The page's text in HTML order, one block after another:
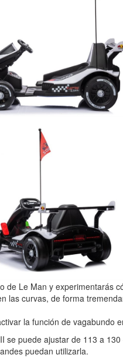
de Le Man y experimentarás
las curvas, de forma
la función de vagabundo
se puede ajustar de 113 a
puedan utilizarla.